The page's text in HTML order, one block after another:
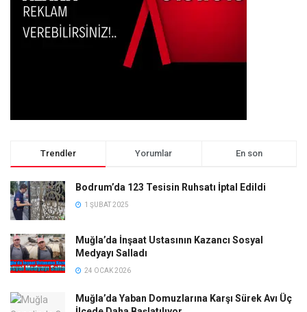
Trendler Yorumlar En son
Bodrum’da 123 Tesisin Ruhsatı İptal Edildi
1 ŞUBAT 2025
Muğla’da İnşaat Ustasının Kazancı Sosyal
Medyayı Salladı
24 OCAK 2026
Muğla’da Yaban Domuzlarına Karşı Sürek Avı Üç